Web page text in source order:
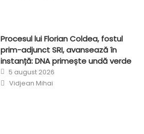
Procesul lui Florian Coldea, fostul
prim-adjunct SRI, avansează în
instanță: DNA primește undă verde
Posted
on
5 august 2026
Author
Vidjean Mihai